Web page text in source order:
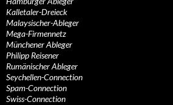
Kalletaler-Dreieck
Malaysischer-Ableger
Mega-Firmennetz
Münchener Ableger
Philipp Reisener
Rumänischer Ableger
Seychellen-Connection
Spam-Connection
Swiss-Connection